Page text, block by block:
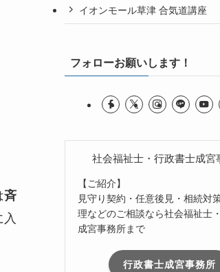
斉
イオンモール草津 合気道講座
フォローお願いします！
社会福祉士・行政書士成宮
【ご紹介】
見守り契約・任意後見・相続対
理などのご相談なら社会福祉士
成宮事務所まで
行政書士成宮事務所